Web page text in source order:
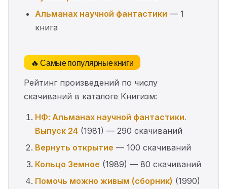
Альманах научной фантастики — 1
книга
🔥 Самые популярные книги
Рейтинг произведений по числу
скачиваний в каталоге Книгизм:
НФ: Альманах научной фантастики.
Выпуск 24 (1981) — 290 скачиваний
Вернуть открытие — 100 скачиваний
Кольцо Земное (1989) — 80 скачиваний
Помочь можно живым (сборник) (1990)